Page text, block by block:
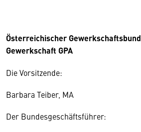
Österreichischer Gewerkschaftsbund
Gewerkschaft GPA
Die Vorsitzende:
Barbara Teiber, MA
Der Bundesgeschäftsführer: